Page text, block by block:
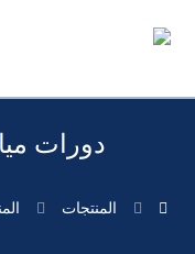
دورات
المنتجات